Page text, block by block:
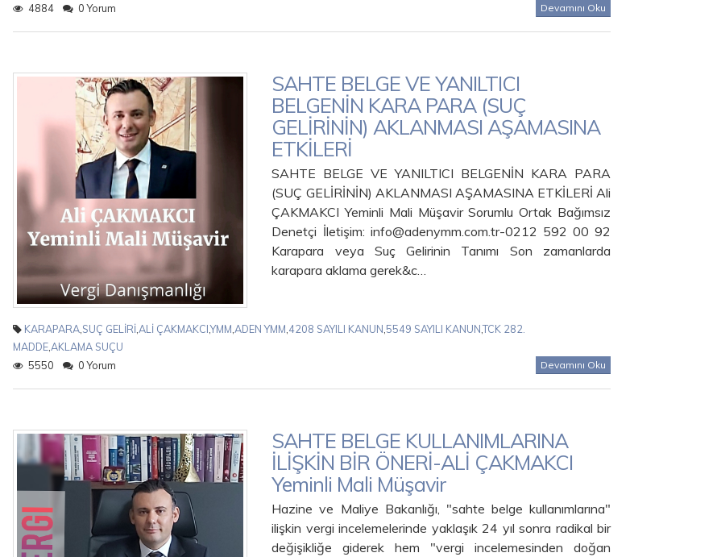
4884 0 Yorum Devamını Oku
SAHTE BELGE VE YANILTICI
BELGENİN KARA PARA (SUÇ
GELİRİNİN) AKLANMASI AŞAMASINA
ETKİLERİ
SAHTE BELGE VE YANILTICI BELGENİN KARA PARA
(SUÇ GELİRİNİN) AKLANMASI AŞAMASINA ETKİLERİ Ali
ÇAKMAKCI Yeminli Mali Müşavir Sorumlu Ortak Bağımsız
Denetçi İletişim: info@adenymm.com.tr-0212 592 00 92
Karapara veya Suç Gelirinin Tanımı Son zamanlarda
karapara aklama gerek&c…
KARAPARA, SUÇ GELİRİ,ALİ ÇAKMAKCI,YMM ADEN YMM 4208 SAYILI KANUN 5549 SAYILI KANUN,TCK 282.
MADDE,AKLAMA SUÇU
5550
0 Yorum Devamını Oku
SAHTE BELGE KULLANIMLARINA
İLİŞKİN BİR ÖNERİ-ALİ ÇAKMAKCI
Yeminli Mali Müşavir
Hazine ve Maliye Bakanlığı, "sahte belge kullanımlarına"
ilişkin vergi incelemelerinde yaklaşık 24 yıl sonra radikal bir
değişikliğe giderek hem "vergi incelemesinden doğan